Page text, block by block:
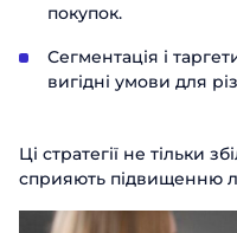
покупок.
Сегментація і
вигідні умови для
Ці стратегії не тільки
сприяють підвищенню